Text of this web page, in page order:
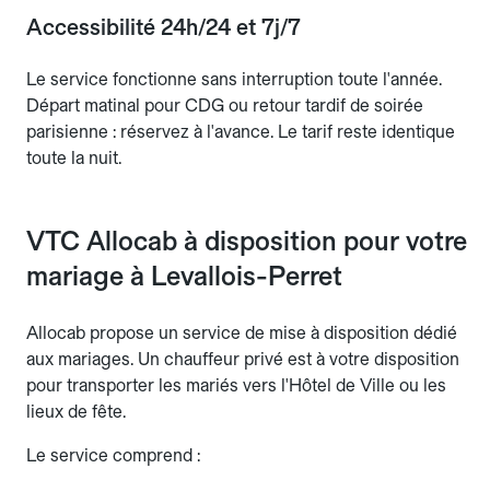
Accessibilité 24h/24 et 7j/7
Le service fonctionne sans interruption toute l'année.
Départ matinal pour CDG ou retour tardif de soirée
parisienne : réservez à l'avance. Le tarif reste identique
toute la nuit.
VTC Allocab à disposition pour votre
mariage à Levallois-Perret
Allocab propose un service de mise à disposition dédié
aux mariages. Un chauffeur privé est à votre disposition
pour transporter les mariés vers l'Hôtel de Ville ou les
lieux de fête.
Le service comprend :